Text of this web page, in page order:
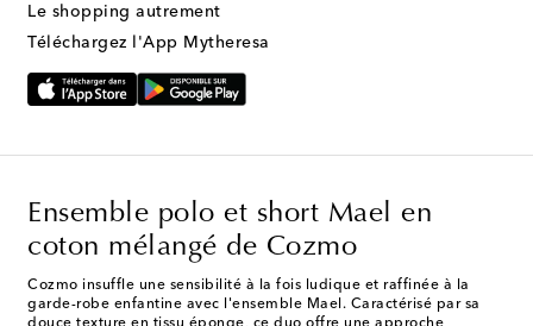
Le shopping autrement
Téléchargez l'App Mytheresa
Ensemble polo et short Mael en
coton mélangé de Cozmo
Cozmo insuffle une sensibilité à la fois ludique et raffinée à la
garde-robe enfantine avec l'ensemble Mael. Caractérisé par sa
douce texture en tissu éponge, ce duo offre une approche